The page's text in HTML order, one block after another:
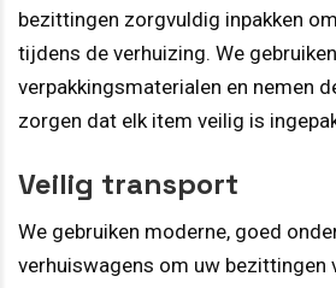
bezittingen zorgvuldig inpakken
tijdens de verhuizing. We
verpakkingsmaterialen en nemen
zorgen dat elk item veilig is
Veilig transport
We gebruiken moderne, goed
verhuiswagens om uw bezittingen